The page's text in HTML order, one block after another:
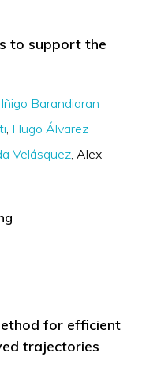
to support the
Iñigo Barandiaran
Hugo Álvarez
Velásquez Alex
for efficient
trajectories